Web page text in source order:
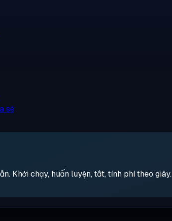
sẻ
Khởi chạy, huấn luyện, tắt, tính phí theo giây.